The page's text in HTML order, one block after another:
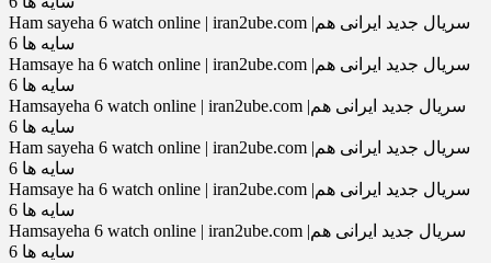
Ham sayeha 6 watch online | iran2ube.com |سریال جدید ایرانی هم
سایه ها 6
Hamsaye ha 6 watch online | iran2ube.com |سریال جدید ایرانی هم
سایه ها 6
Hamsayeha 6 watch online | iran2ube.com |سریال جدید ایرانی هم
سایه ها 6
Ham sayeha 6 watch online | iran2ube.com |سریال جدید ایرانی هم
سایه ها 6
Hamsaye ha 6 watch online | iran2ube.com |سریال جدید ایرانی هم
سایه ها 6
Hamsayeha 6 watch online | iran2ube.com |سریال جدید ایرانی هم
سایه ها 6